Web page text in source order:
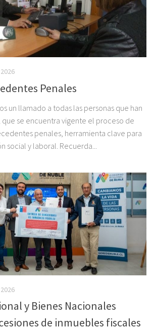
Penales
un llamado a todas las personas que han
se encuentra vigente el proceso de
penales, herramienta clave para
social y laboral. Recuerda...
y Bienes Nacionales
de inmuebles fiscales